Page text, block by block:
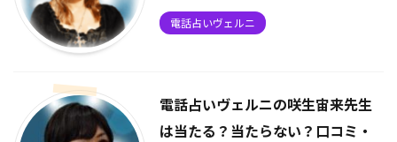
電話占いヴェルニ
電話占いヴェルニの咲生宙来先生
は当たる？当たらない？口コミ・